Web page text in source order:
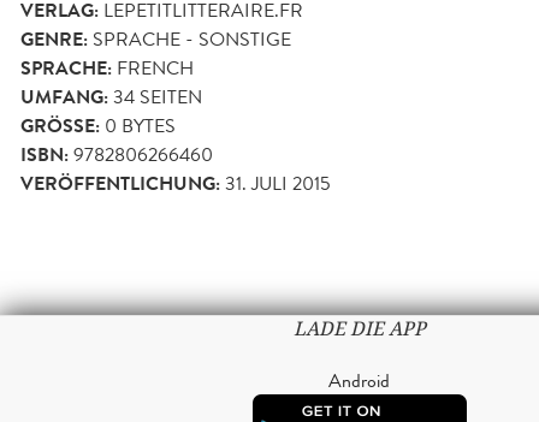
VERLAG: LEPETITLITTERAIRE.FR
GENRE: SPRACHE - SONSTIGE
SPRACHE: FRENCH
UMFANG:34 SEITEN
GRÖSSE: 0 BYTES
ISBN:9782806266460
VERÖFFENTLICHUNG:31. JULI 2015
LADE DIE APP
Android